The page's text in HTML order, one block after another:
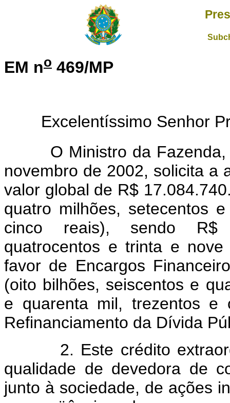
EM no 469/MP
Excelentíssimo Senhor
O Ministro da Fazenda,
novembro de 2002, solicita a
valor global de R$
quatro milhões, setecentos
cinco reais), sendo R$
quatrocentos e trinta e
favor de Encargos
(oito bilhões, seiscentos e
e quarenta mil, trezentos
Refinanciamento da Dívida
2. Este crédito
qualidade de devedora de
junto à sociedade, de ações